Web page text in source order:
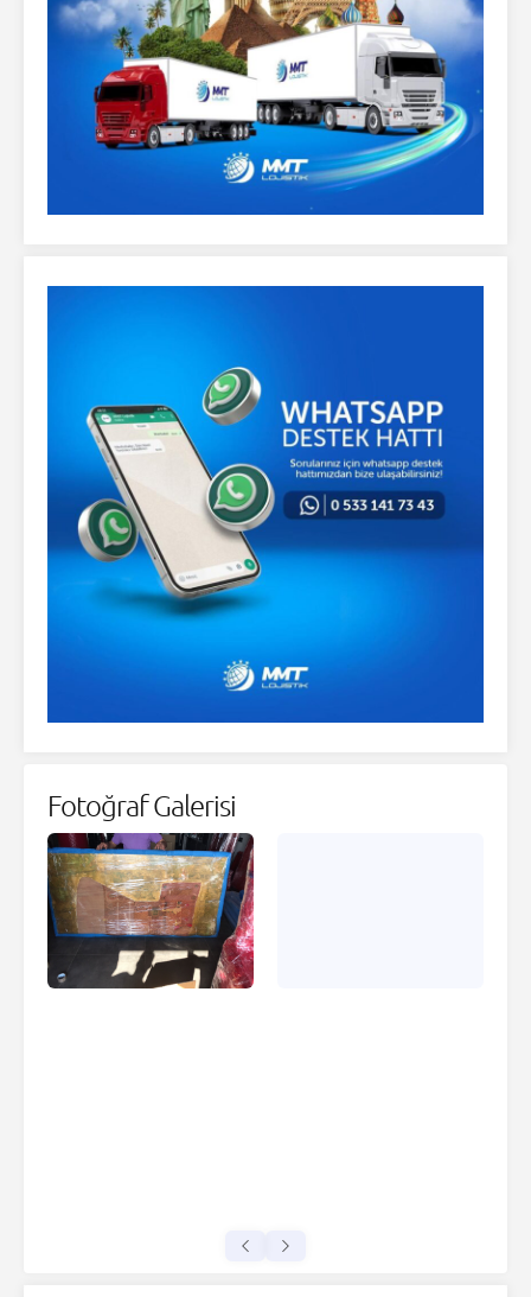
Fotoğraf Galerisi